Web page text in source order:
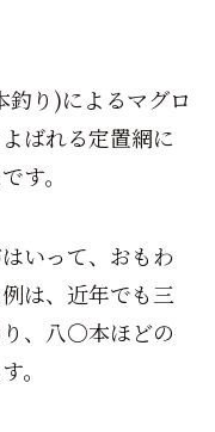
り)によるマグロ
ばれる定置網に
す。
いって、おもわ
は、近年でも三
、八〇本ほどの
。